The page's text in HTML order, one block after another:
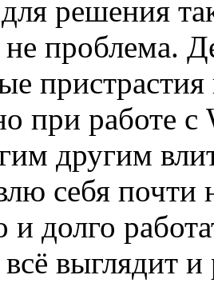
решения
проблема.
при работе
другим
себя
долго
выглядит и